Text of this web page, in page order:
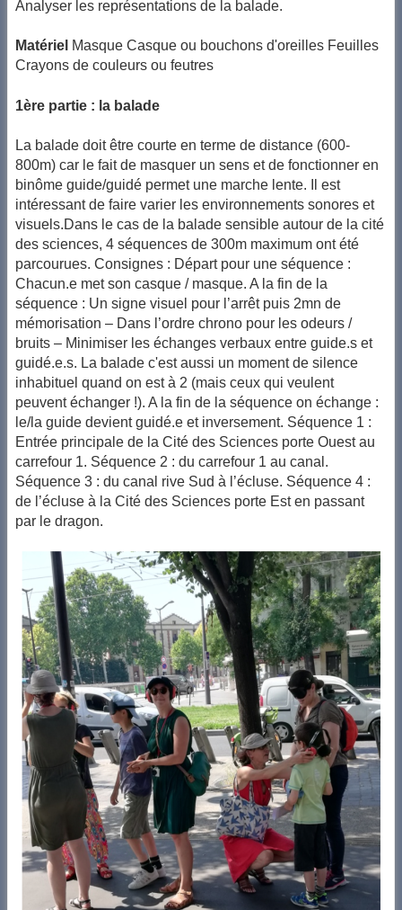
Analyser les représentations de la balade.
Matériel Masque Casque ou bouchons d'oreilles Feuilles
Crayons de couleurs ou feutres
1ère partie : la balade
La balade doit être courte en terme de distance (600-
800m) car le fait de masquer un sens et de fonctionner en
binôme guide/guidé permet une marche lente. Il est
intéressant de faire varier les environnements sonores et
visuels.Dans le cas de la balade sensible autour de la cité
des sciences, 4 séquences de 300m maximum ont été
parcourues. Consignes : Départ pour une séquence :
Chacun.e met son casque / masque. A la fin de la
séquence : Un signe visuel pour l’arrêt puis 2mn de
mémorisation – Dans l’ordre chrono pour les odeurs /
bruits – Minimiser les échanges verbaux entre guide.s et
guidé.e.s. La balade c'est aussi un moment de silence
inhabituel quand on est à 2 (mais ceux qui veulent
peuvent échanger !). A la fin de la séquence on échange :
le/la guide devient guidé.e et inversement. Séquence 1 :
Entrée principale de la Cité des Sciences porte Ouest au
carrefour 1. Séquence 2 : du carrefour 1 au canal.
Séquence 3 : du canal rive Sud à l’écluse. Séquence 4 :
de l’écluse à la Cité des Sciences porte Est en passant
par le dragon.